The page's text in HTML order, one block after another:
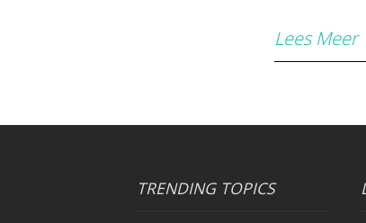
Lees Meer
TRENDING TOPICS